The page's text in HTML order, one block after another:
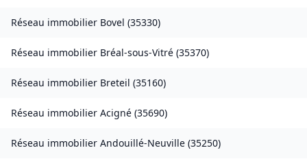
Réseau immobilier Bovel (35330)
Réseau immobilier Bréal-sous-Vitré (35370)
Réseau immobilier Breteil (35160)
Réseau immobilier Acigné (35690)
Réseau immobilier Andouillé-Neuville (35250)